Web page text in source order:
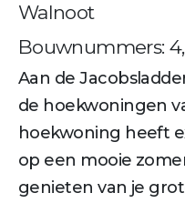
Walnoot
Bouwnummers: 4,
Aan de
de hoekwoningen
hoekwoning heeft
op een mooie
genieten van je